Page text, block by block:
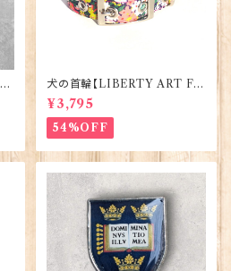
犬の首輪【LIBERTY ART FA
BRIC=Thorpe】BlossomCo
90295
¥3,795
54%OFF